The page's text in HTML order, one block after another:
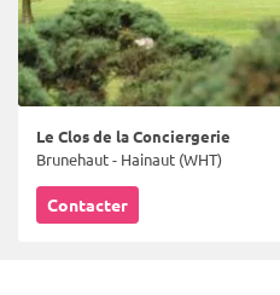
Le Clos de la Conciergerie
Brunehaut - Hainaut (WHT)
Contacter